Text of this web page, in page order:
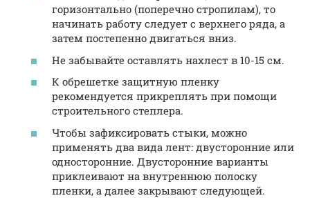
горизонтально (поперечно стропилам), то
начинать работу следует с верхнего ряда, а
затем постепенно двигаться вниз.
Не забывайте оставлять нахлест в 10-15 см.
К обрешетке защитную пленку
рекомендуется прикреплять при помощи
строительного степлера.
Чтобы зафиксировать стыки, можно
применять два вида лент: двусторонние или
односторонние. Двусторонние варианты
приклеивают на внутреннюю полоску
пленки, а далее закрывают следующей.